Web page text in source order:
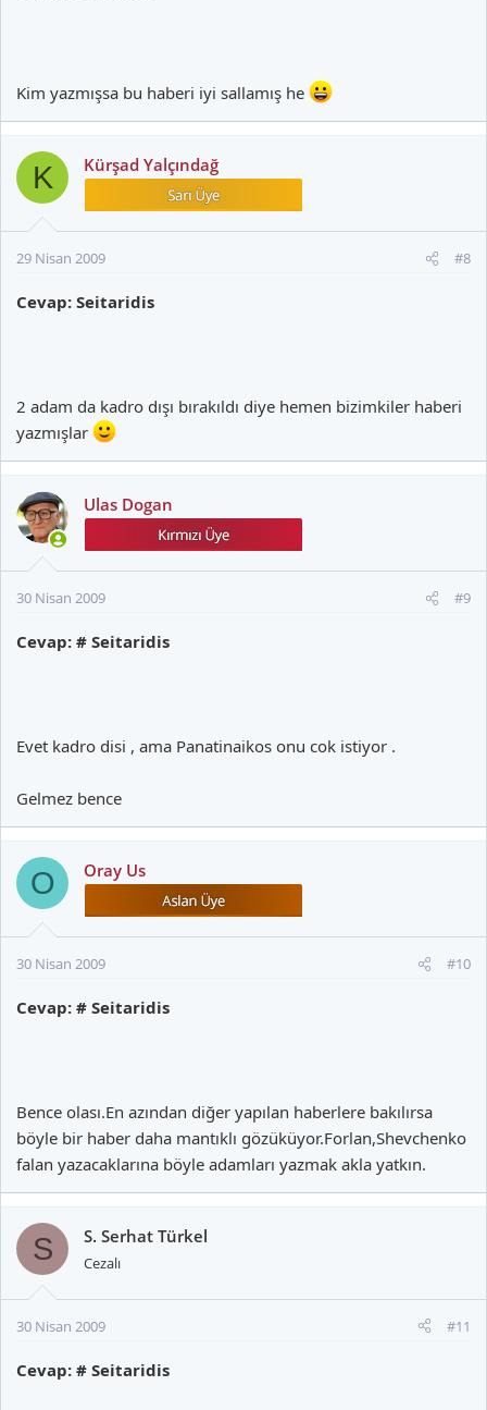
Kim yazmışsa bu haberi iyi sallamış he
K Kürşad Yalçındağ
29 Nisan 2009 #8
Cevap: Seitaridis
2 adam da kadro dışı bırakıldı diye hemen bizimkiler haberi
yazmışlar
Ulas Dogan
30 Nisan 2009 #9
Cevap: # Seitaridis
Evet kadro disi , ama Panatinaikos onu cok istiyor .
Gelmez bence
O Oray Us
30 Nisan 2009 #10
Cevap: # Seitaridis
Bence olası.En azından diğer yapılan haberlere bakılırsa
böyle bir haber daha mantıklı gözüküyor.Forlan,Shevchenko
falan yazacaklarına böyle adamları yazmak akla yatkın.
S S. Serhat Türkel
Cezalı
30 Nisan 2009 #11
Cevap: # Seitaridis